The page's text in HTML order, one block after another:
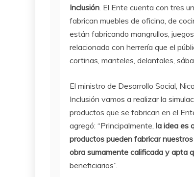
Inclusión. El Ente cuenta con tres
fabrican muebles de oficina, de
están fabricando mangrullos,
relacionado con herrería que el
cortinas, manteles, delantales,
El ministro de Desarrollo Social,
Inclusión vamos a realizar la
productos que se fabrican en el
agregó: “Principalmente, la idea es
productos pueden fabricar
obra sumamente calificada y apta
beneficiarios”.